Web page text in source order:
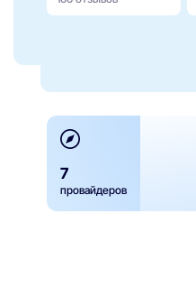
7
провайдеров